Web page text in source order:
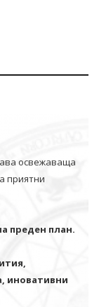
освежаваща
приятни
преден план.
иновативни